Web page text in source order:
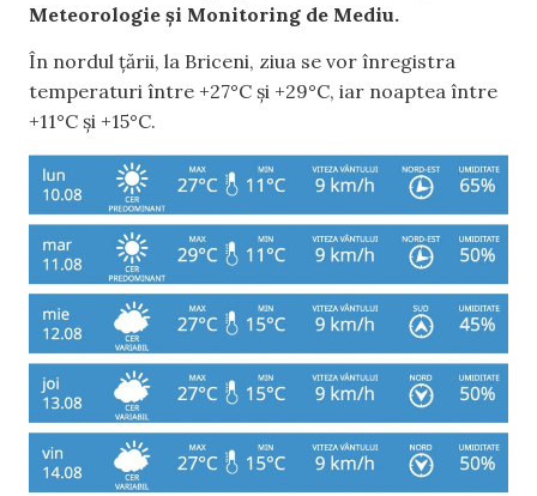
Meteorologie și Monitoring de Mediu.
În nordul țării, la Briceni, ziua se vor înregistra
temperaturi între +27°C și +29°C, iar noaptea între
+11°C și +15°C.